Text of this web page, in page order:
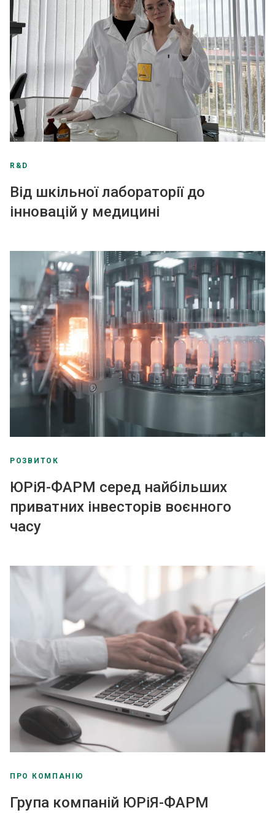
R&D
Від шкільної лабораторії до
інновацій у медицині
РОЗВИТОК
ЮРіЯ-ФАРМ серед найбільших
приватних інвесторів воєнного
часу
ПРО КОМПАНІЮ
Група компаній ЮРіЯ-ФАРМ